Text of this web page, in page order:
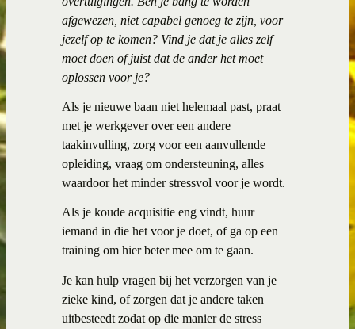
afgewezen, niet capabel genoeg te zijn, voor
jezelf op te komen? Vind je dat je alles zelf
moet doen of juist dat de ander het moet
oplossen voor je?
Als je nieuwe baan niet helemaal past, praat
met je werkgever over een andere
taakinvulling, zorg voor een aanvullende
opleiding, vraag om ondersteuning, alles
waardoor het minder stressvol voor je wordt.
Als je koude acquisitie eng vindt, huur
iemand in die het voor je doet, of ga op een
training om hier beter mee om te gaan.
Je kan hulp vragen bij het verzorgen van je
zieke kind, of zorgen dat je andere taken
uitbesteedt zodat op die manier de stress